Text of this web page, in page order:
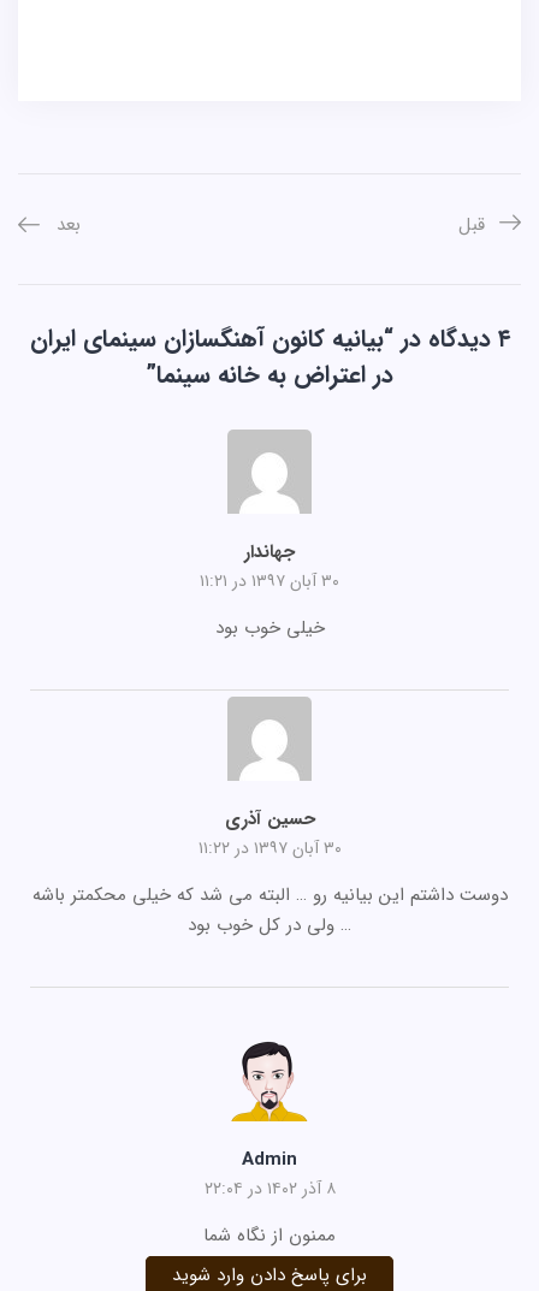
قبل بعد
۴ دیدگاه در “
بیانیه کانون آهنگسازان سینمای ایران
در اعتراض به خانه سینما”
جهاندار
۳۰ آبان ۱۳۹۷ در ۱۱:۲۱
خیلی خوب بود
حسین آذری
۳۰ آبان ۱۳۹۷ در ۱۱:۲۲
دوست داشتم این بیانیه رو … البته می شد که خیلی محکمتر باشه
… ولی در کل خوب بود
Admin
۸ آذر ۱۴۰۲ در ۲۲:۰۴
ممنون از نگاه شما
برای پاسخ دادن وارد شوید